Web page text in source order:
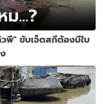
พี" ขับเจ็ตสกีต้องมีใบ